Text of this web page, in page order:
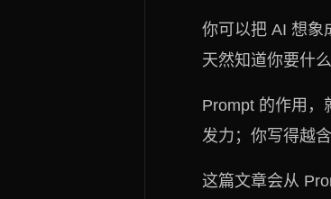
你可以把 AI 想象
天然知道你要什
Prompt 的作用，
发力；你写得越
这篇文章会从